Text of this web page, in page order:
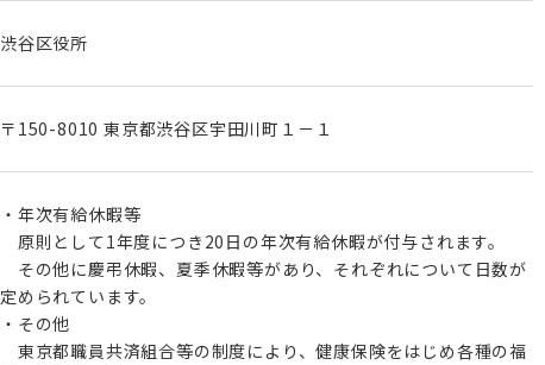
渋谷区役所
〒150-8010 東京都渋谷区宇田川町１－１
・年次有給休暇等
原則として1年度につき20日の年次有給休暇が付与されます。
その他に慶弔休暇、夏季休暇等があり、それぞれについて日数が
定められています。
・その他
東京都職員共済組合等の制度により、健康保険をはじめ各種の福